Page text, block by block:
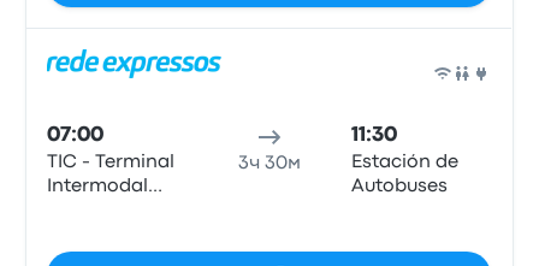
07:00
TIC - Terminal
Intermodal
3ч 30м
11:30
Estación de
Autobuses